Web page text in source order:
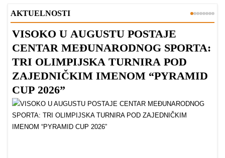
AKTUELNOSTI
VISOKO U AUGUSTU POSTAJE
CENTAR MEĐUNARODNOG SPORTA:
TRI OLIMPIJSKA TURNIRA POD
ZAJEDNIČKIM IMENOM “PYRAMID
CUP 2026”